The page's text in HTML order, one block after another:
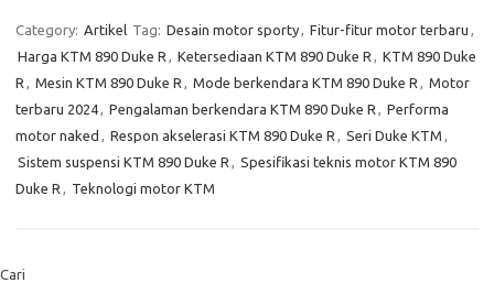
Category: Artikel Tag: Desain motor sporty, Fitur-fitur motor terbaru ,
Harga KTM 890 Duke R , Ketersediaan KTM 890 Duke R , KTM 890 Duke
R , Mesin KTM 890 Duke R , Mode berkendara KTM 890 Duke R , Motor
terbaru 2024, Pengalaman berkendara KTM 890 Duke R , Performa
motor naked , Respon akselerasi KTM 890 Duke R , Seri Duke KTM ,
Sistem suspensi KTM 890 Duke R , Spesifikasi teknis motor KTM 890
Duke R , Teknologi motor KTM
Cari